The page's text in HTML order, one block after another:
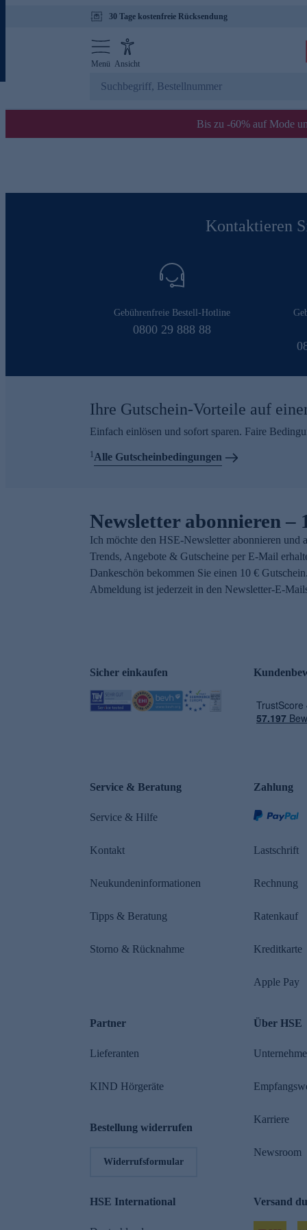
30 Tage kostenfreie Rücksendung
Menü Ansicht
Bis zu -60% auf Mode
Kontaktieren
Gebührenfreie Bestell-Hotline
0800 29 888 88
Ihre Gutschein-Vorteile auf
Einfach einlösen und sofort sparen. Faire
1Alle Gutscheinbedingungen
Newsletter abonnieren –
Ich möchte den HSE-Newsletter abonnieren und
Trends, Angebote & Gutscheine per E-Mail
Dankeschön bekommen Sie einen 10 €
Abmeldung ist jederzeit in den Newsletter-E-
Sicher einkaufen
Service & Beratung
Service & Hilfe
Kontakt
Neukundeninformationen
Tipps & Beratung
Storno & Rücknahme
Zahlung
Lastschrift
Rechnung
Ratenkauf
Kreditkarte
Apple Pay
Partner
Lieferanten
KIND Hörgeräte
Bestellung widerrufen
Widerrufsformular
Über HSE
Karriere
Newsroom
HSE International Versand